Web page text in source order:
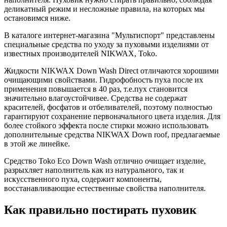
деликатный режим и несложные правила, на которых мы
остановимся ниже.
В каталоге интернет-магазина "Мультиспорт" представлены
специальные средства по уходу за пуховыми изделиями от
известных производителей NIKWAX, Toko.
Жидкости NIKWAX Down Wash Direct отличаются хорошими
очищающими свойствами. Гидрофобность пуха после их
применения повышается в 40 раз, т.е.пух становится
значительно влагоустойчивее. Средства не содержат
красителей, фосфатов и отбеливателей, поэтому полностью
гарантируют сохранение первоначального цвета изделия. Для
более стойкого эффекта после стирки можно использовать
дополнительные средства NIKWAX Down roof, предлагаемые
в этой же линейке.
Средство Toko Eco Down Wash отлично очищает изделие,
разрыхляет наполнитель как из натурального, так и
искусственного пуха, содержит компоненты,
восстанавливающие естественные свойства наполнителя.
Как правильно постирать пуховик